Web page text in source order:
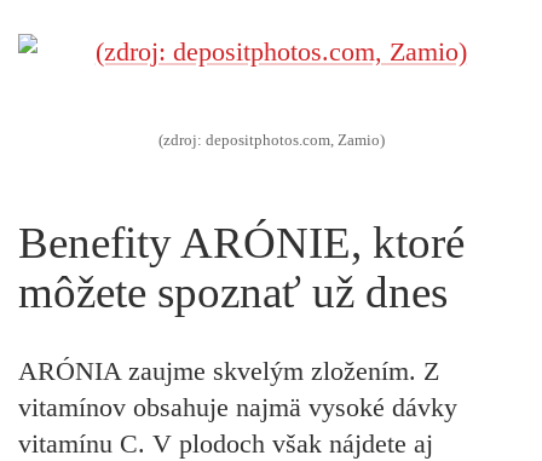
(zdroj: depositphotos.com, Zamio)
Benefity ARÓNIE, ktoré
môžete spoznať už dnes
ARÓNIA zaujme skvelým zložením. Z
vitamínov obsahuje najmä vysoké dávky
vitamínu C. V plodoch však nájdete aj